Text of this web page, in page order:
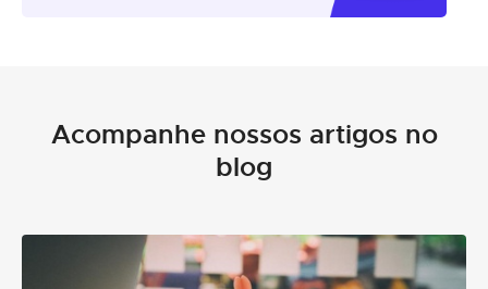
Acompanhe nossos artigos no
blog